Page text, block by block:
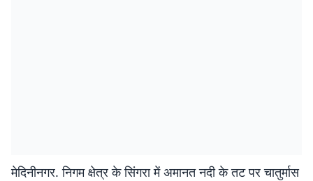
मेदिनीनगर. निगम क्षेत्र के सिंगरा में अमानत नदी के तट पर चातुर्मास